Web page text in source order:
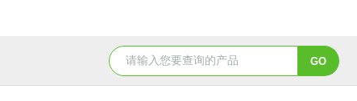
BCT-DS-A4-CNBCT 平台、落地计数秤 AE504-